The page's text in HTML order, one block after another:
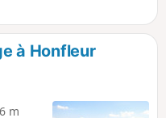
vous
un bon
l'année,
à Honfleur
m